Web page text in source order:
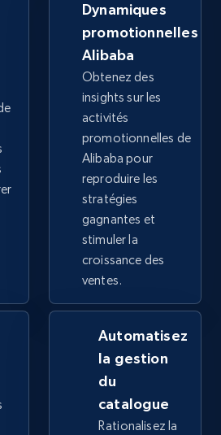
Description, Currency, Initial
percent, and more.
Commencer
Description, Currency, Initial
percent, and more.
Commencer
TikTok shop products
Description, Currency, Initial
percent, and more.
Dynamiques
promotionnelles
Alibaba
Obtenez des
insights sur les
activités
promotionnelles de
Alibaba pour
reproduire les
stratégies
gagnantes et
stimuler la
croissance des
ventes.
Automatisez
la gestion
du
catalogue
Rationalisez la